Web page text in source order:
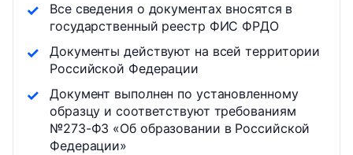
Все сведения о документах вносятся в
государственный реестр ФИС ФРДО
Документы действуют на всей территории
Российской Федерации
Документ выполнен по установленному
образцу и соответствуют требованиям
№273-ФЗ «Об образовании в Российской
Федерации»